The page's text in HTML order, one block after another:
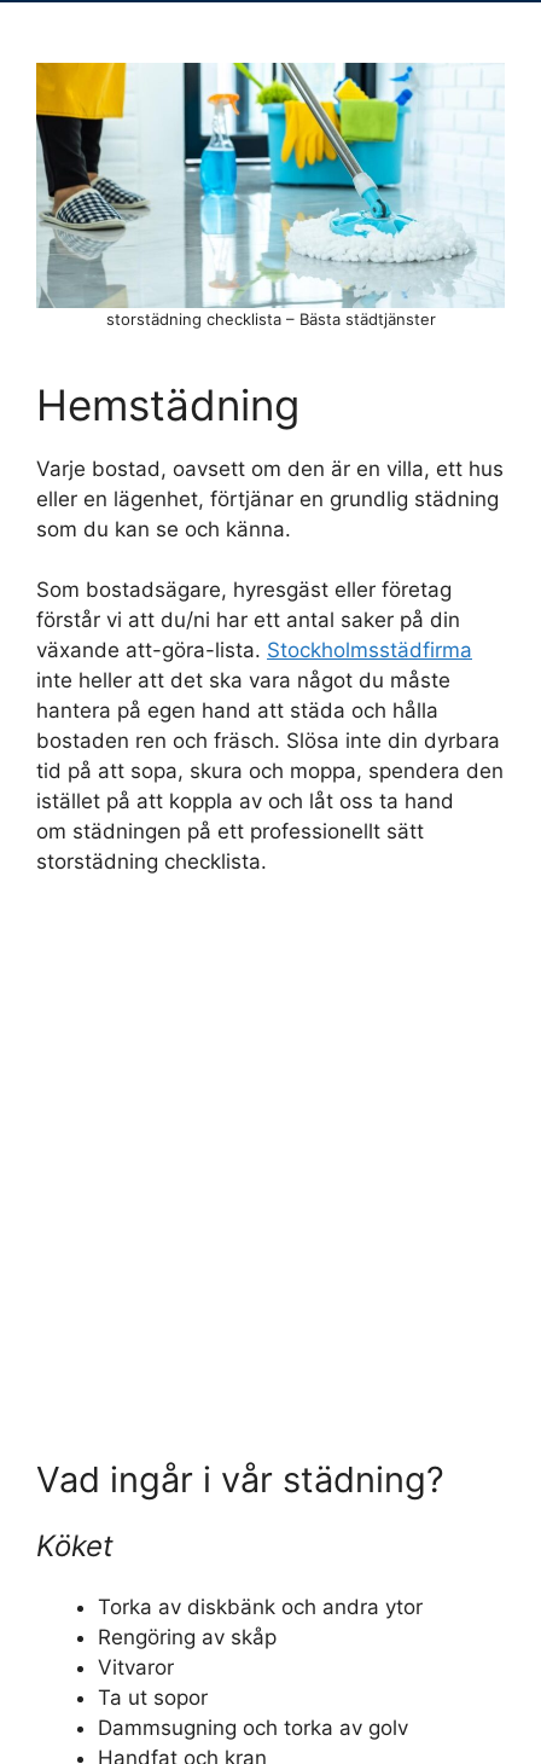
storstädning checklista – Bästa städtjänster
Hemstädning
Varje bostad, oavsett om den är en villa, ett hus
eller en lägenhet, förtjänar en grundlig städning
som du kan se och känna.
Som bostadsägare, hyresgäst eller företag
förstår vi att du/ni har ett antal saker på din
växande att-göra-lista. Stockholmsstädfirma
inte heller att det ska vara något du måste
hantera på egen hand att städa och hålla
bostaden ren och fräsch. Slösa inte din dyrbara
tid på att sopa, skura och moppa, spendera den
istället på att koppla av och låt oss ta hand
om städningen på ett professionellt sätt
storstädning checklista.
Vad ingår i vår städning?
Köket
Torka av diskbänk och andra ytor
Rengöring av skåp
Vitvaror
Ta ut sopor
Dammsugning och torka av golv
Handfat och kran